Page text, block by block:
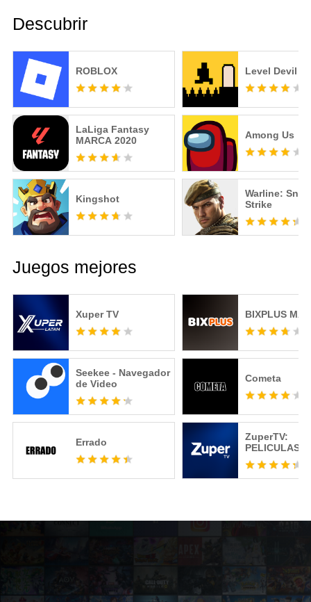
Descubrir
ROBLOX Level Devil
LaLiga Fantasy
MARCA️ 2020
Among Us
Kingshot
Warline:
Strike
Juegos mejores
Xuper TV
Seekee - Navegador
de Video
Errado
BIXPLUS MAX
Cometa
ZuperTV:
PELICULAS,
SERIE